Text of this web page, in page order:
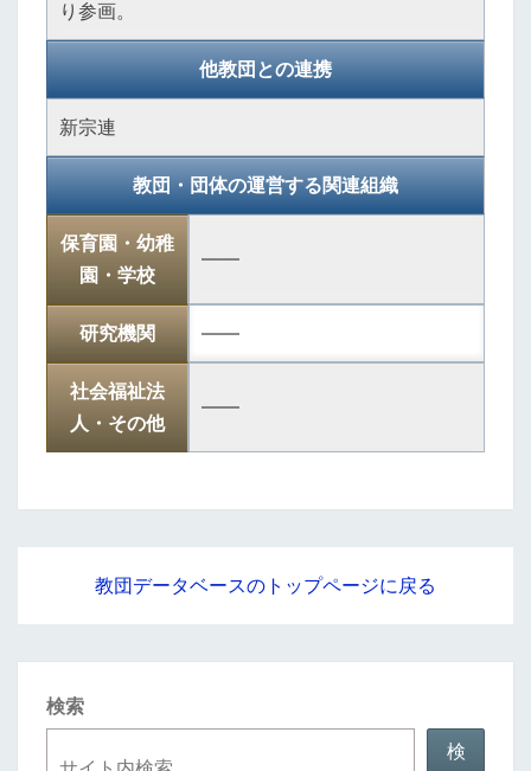
り参画。
他教団との連携
新宗連
教団・団体の運営する関連組織
保育園・幼稚
園・学校
――
研究機関 ――
社会福祉法
人・その他
――
教団データベースのトップページに戻る
検索
検